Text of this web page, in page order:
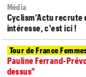
Média
Cyclism’Actu
intéresse, c'est ici !
Tour de France
Pauline Ferrand-
dessus"